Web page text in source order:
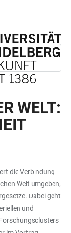
WELT:
die Verbindung
Welt umgeben,
Dabei geht
und